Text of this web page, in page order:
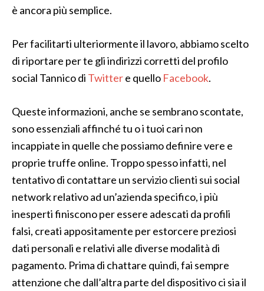
è ancora più semplice.
Per facilitarti ulteriormente il lavoro, abbiamo scelto
di riportare per te gli indirizzi corretti del profilo
social Tannico di Twittere quello Facebook.
Queste informazioni, anche se sembrano scontate,
sono essenziali affinché tu o i tuoi cari non
incappiate in quelle che possiamo definire vere e
proprie truffe online. Troppo spesso infatti, nel
tentativo di contattare un servizio clienti sui social
network relativo ad un’azienda specifico, i più
inesperti finiscono per essere adescati da profili
falsi, creati appositamente per estorcere preziosi
dati personali e relativi alle diverse modalità di
pagamento. Prima di chattare quindi, fai sempre
attenzione che dall’altra parte del dispositivo ci sia il